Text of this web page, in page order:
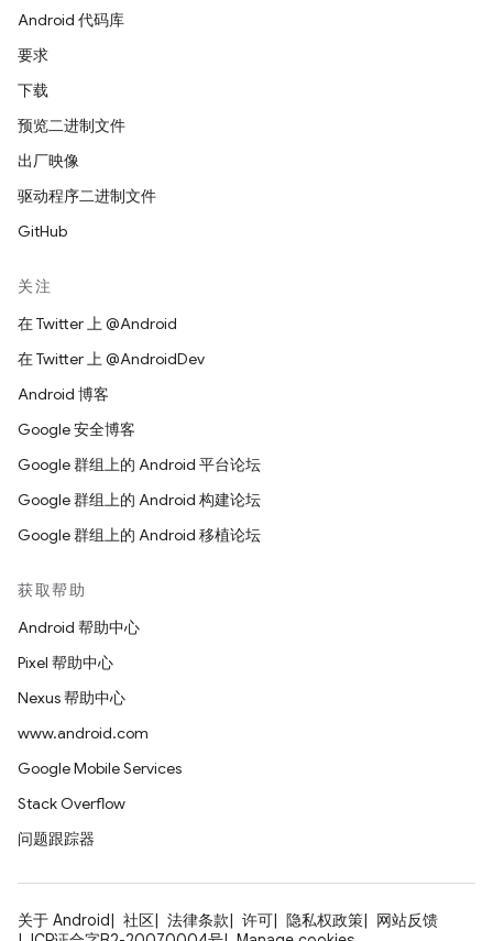
Android 代码库
要求
下载
预览二进制文件
出厂映像
驱动程序二进制文件
GitHub
关注
在 Twitter 上 @Android
在 Twitter 上 @AndroidDev
Android 博客
Google 安全博客
Google 群组上的 Android 平台论坛
Google 群组上的 Android 构建论坛
Google 群组上的 Android 移植论坛
获取帮助
Android 帮助中心
Pixel 帮助中心
Nexus 帮助中心
www.android.com
Google Mobile Services
Stack Overflow
问题跟踪器
关于 Android 社区 法律条款 许可 隐私权政策
网站反馈